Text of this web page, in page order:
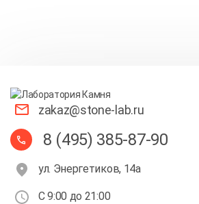
zakaz@stone-lab.ru
8 (495) 385-87-90
ул. Энергетиков, 14а
С 9:00 до 21:00